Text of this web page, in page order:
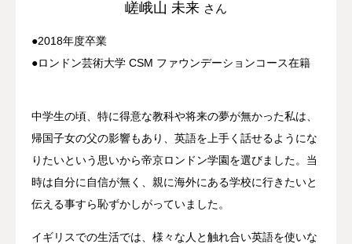
嵯峨山 未来 さん
●2018年度卒業
●ロンドン芸術大学 CSM ファウンデーションコース在籍
中学生の頃、特に得意な教科や将来の夢が無かった私は、
帰国子女の父の影響もあり、英語を上手く話せるようにな
りたいという思いから帝京ロンドン学園を選びました。当
時は自分に自信が無く、親に海外にある学校に行きたいと
伝える事すら恥ずかしがっていました。
イギリスでの生活では、様々な人と触れ合い英語を使いな